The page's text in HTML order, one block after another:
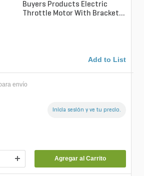
Buyers Products Electric
Throttle Motor With Brackets
Add to List
envío
Inicia sesión y ve tu precio.
Agregar al Carrito